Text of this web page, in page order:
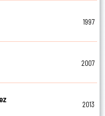
1997
2007
2013